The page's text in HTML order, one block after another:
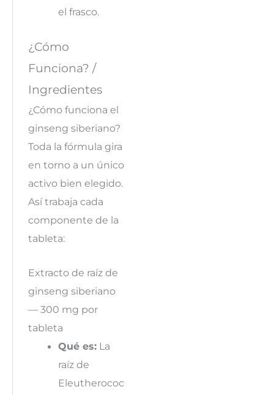
el frasco.
¿Cómo
Funciona? /
Ingredientes
¿Cómo funciona el
ginseng siberiano?
Toda la fórmula gira
en torno a un único
activo bien elegido.
Así trabaja cada
componente de la
tableta:
Extracto de raíz de
ginseng siberiano
— 300 mg por
tableta
Qué es:La
raíz de
Eleutherococ